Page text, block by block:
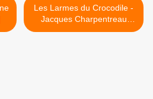
Les Larmes du Crocodile -
Jacques Charpentreau
[Poésie] >